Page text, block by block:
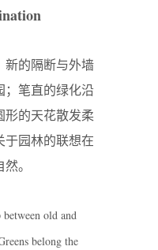
新的隔断与外墙
；笔直的绿化沿
形的天花散发柔
于园林的联想在
。
old and
belong the